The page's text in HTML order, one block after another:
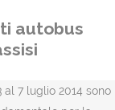
autobus
al 7 luglio 2014 sono